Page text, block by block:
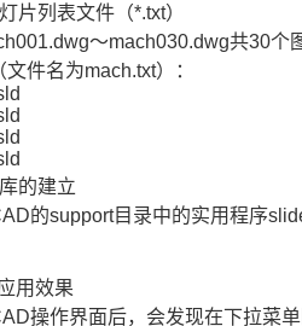
片列表文件（*.txt）
～mach030.dwg共30个
件名为mach.txt）：
的建立
的support目录中的实用程序
用效果
操作界面后，会发现在下拉菜